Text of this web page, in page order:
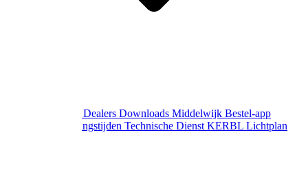
Dealers Downloads Middelwijk Bestel-app
Gewijzigde openingstijden Technische Dienst KERBL Lichtplan